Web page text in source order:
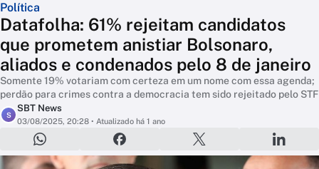
Política
Datafolha: 61% rejeitam candidatos
que prometem anistiar Bolsonaro,
aliados e condenados pelo 8 de janeiro
Somente 19% votariam com certeza em um nome com essa agenda;
perdão para crimes contra a democracia tem sido rejeitado pelo STF
S
SBT News
03/08/2025, 20:28 • Atualizado há 1 ano